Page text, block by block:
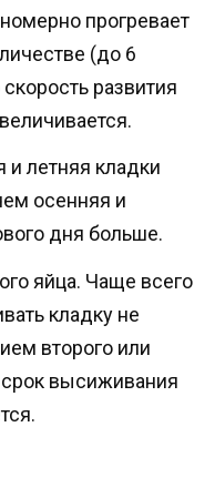
прогревает
(до 6
развития
и летняя кладки
осенняя и
дня больше.
яйца. Чаще всего
кладку не
второго или
срок высиживания